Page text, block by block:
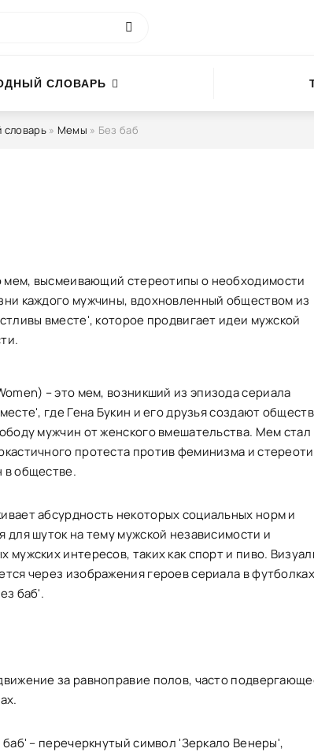
СЛОВАРЬ
» Мемы » Без баб
мем, высмеивающий стереотипы о необходимости
каждого мужчины, вдохновленный обществом из
вместе', которое продвигает идеи мужской
– это мем, возникший из эпизода сериала
где Гена Букин и его друзья создают
мужчин от женского вмешательства. Мем стал
протеста против феминизма и
обществе.
абсурдность некоторых социальных норм и
для шуток на тему мужской независимости и
мужских интересов, таких как спорт и пиво.
через изображения героев сериала в
баб'.
за равноправие полов, часто
– перечеркнутый символ 'Зеркало Венеры',